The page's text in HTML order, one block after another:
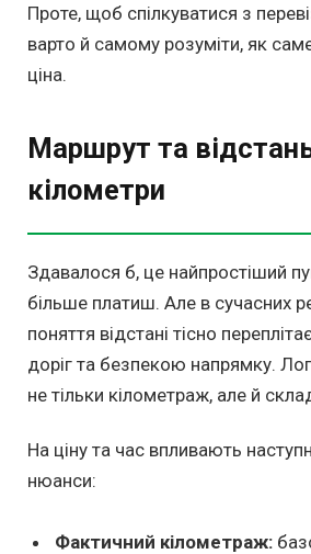
Проте, щоб спілкуватися з
варто й самому розуміти, як
ціна.
Маршрут та
кілометри
Здавалося б, це найпростіший
більше платиш. Але в сучасних
поняття відстані тісно
доріг та безпекою напрямку.
не тільки кілометраж, але й
На ціну та час впливають
нюанси:
Фактичний кілометраж: